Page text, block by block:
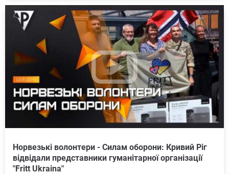
Норвезькі волонтери - Силам оборони: Кривий Ріг
відвідали представники гуманітарної організації
"Fritt Ukraina"